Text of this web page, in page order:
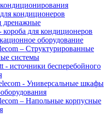
кондиционеров
дренажные
короба для кондиционеров
оборудование
– Структурированные
системы
- источники бесперебойного
- Универсальные шкафы
– Напольные корпусные